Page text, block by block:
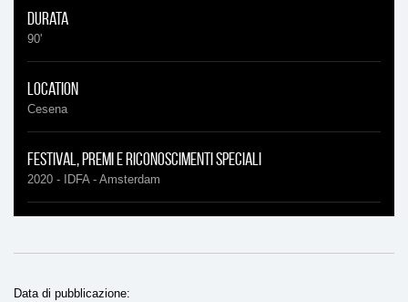
Durata
90'
Location
Cesena
Festival, Premi e riconoscimenti speciali
2020 - IDFA - Amsterdam
Data di pubblicazione